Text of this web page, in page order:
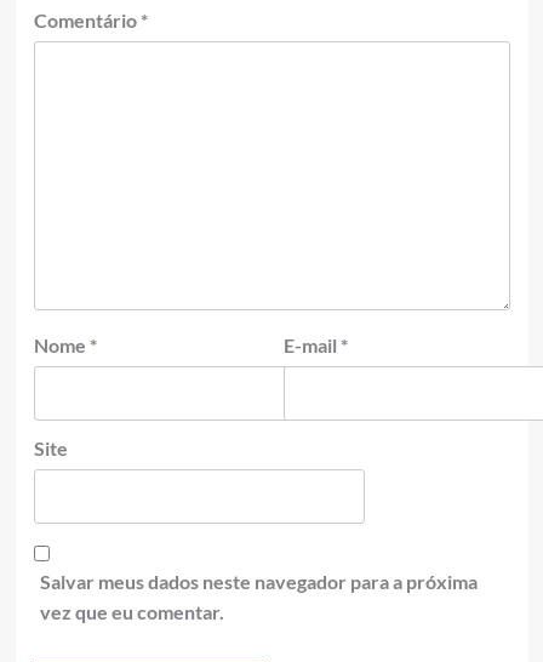
Comentário *
Nome * E-mail *
Site
Salvar meus dados neste navegador para a próxima
vez que eu comentar.